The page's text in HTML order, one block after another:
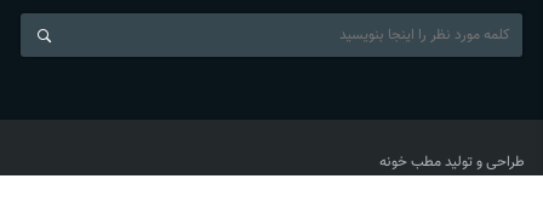
طراحی و تولیدمطب خونه